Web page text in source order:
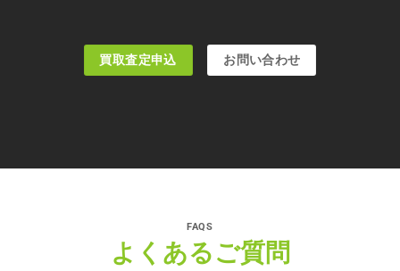
買取査定申込 お問い合わせ
FAQS
よくあるご質問